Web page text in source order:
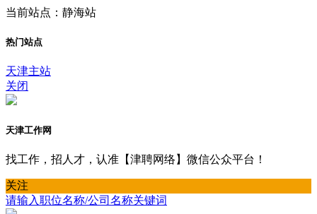
当前站点：静海站
热门站点
天津主站
关闭
天津工作网
找工作，招人才，认准【津聘网络】微信公众平台！
关注
请输入职位名称/公司名称关键词